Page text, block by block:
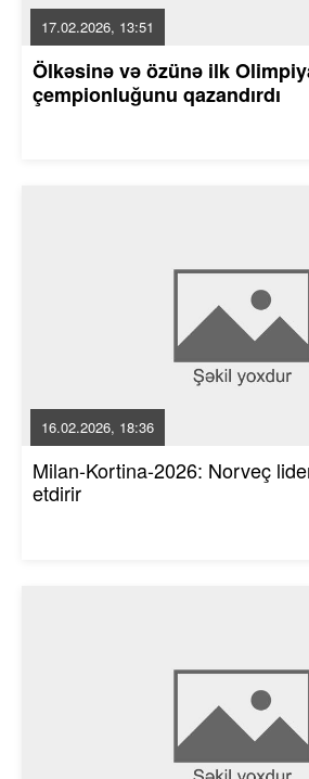
17.02.2026, 13:51
Ölkəsinə və özünə ilk
çempionluğunu qazandırdı
16.02.2026, 18:36
Milan-Kortina-2026: Norveç
etdirir